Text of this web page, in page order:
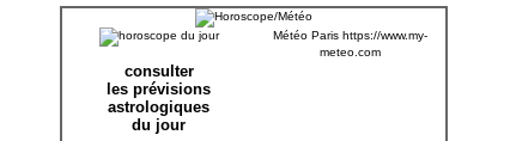
consulter
les prévisions
astrologiques
du jour
Météo Paris https://www.my-
meteo.com